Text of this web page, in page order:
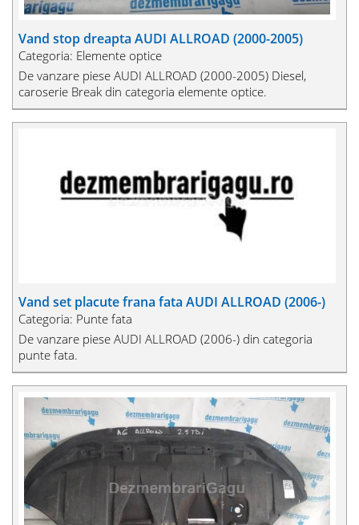
Vand stop dreapta AUDI ALLROAD (2000-2005)
Categoria: Elemente optice
De vanzare piese AUDI ALLROAD (2000-2005) Diesel,
caroserie Break din categoria elemente optice.
Vand set placute frana fata AUDI ALLROAD (2006-)
Categoria: Punte fata
De vanzare piese AUDI ALLROAD (2006-) din categoria
punte fata.